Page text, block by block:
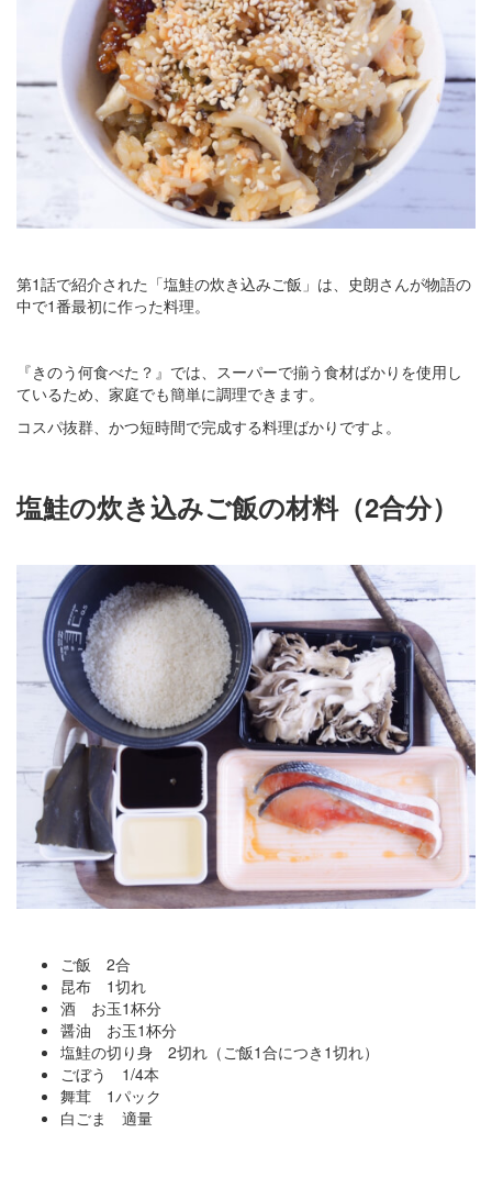
第1話で紹介された「塩鮭の炊き込みご飯」は、史朗さんが物語の
中で1番最初に作った料理。
『きのう何食べた？』では、スーパーで揃う食材ばかりを使用し
ているため、家庭でも簡単に調理できます。
コスパ抜群、かつ短時間で完成する料理ばかりですよ。
塩鮭の炊き込みご飯の材料（2合分）
ご飯 2合
昆布 1切れ
酒 お玉1杯分
醤油 お玉1杯分
塩鮭の切り身 2切れ（ご飯1合につき1切れ）
ごぼう 1/4本
舞茸 1パック
白ごま 適量